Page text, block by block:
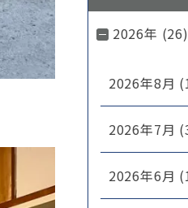
2026年 (26)
2026年8月
2026年7月
2026年6月